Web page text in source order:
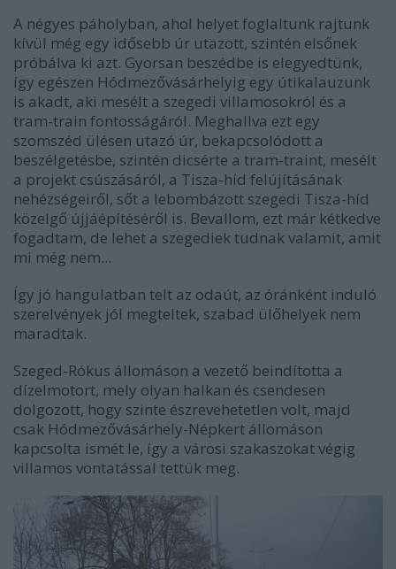
A négyes páholyban, ahol helyet foglaltunk rajtunk
kívül még egy idősebb úr utazott, szintén elsőnek
próbálva ki azt. Gyorsan beszédbe is elegyedtünk,
így egészen Hódmezővásárhelyig egy útikalauzunk
is akadt, aki mesélt a szegedi villamosokról és a
tram-train fontosságáról. Meghallva ezt egy
szomszéd ülésen utazó úr, bekapcsolódott a
beszélgetésbe, szintén dicsérte a tram-traint, mesélt
a projekt csúszásáról, a Tisza-híd felújításának
nehézségeiről, sőt a lebombázott szegedi Tisza-híd
közelgő újjáépítéséről is. Bevallom, ezt már kétkedve
fogadtam, de lehet a szegediek tudnak valamit, amit
mi még nem...
Így jó hangulatban telt az odaút, az óránként induló
szerelvények jól megteltek, szabad ülőhelyek nem
maradtak.
Szeged-Rókus állomáson a vezető beindította a
dízelmotort, mely olyan halkan és csendesen
dolgozott, hogy szinte észrevehetetlen volt, majd
csak Hódmezővásárhely-Népkert állomáson
kapcsolta ismét le, így a városi szakaszokat végig
villamos vontatással tettük meg.